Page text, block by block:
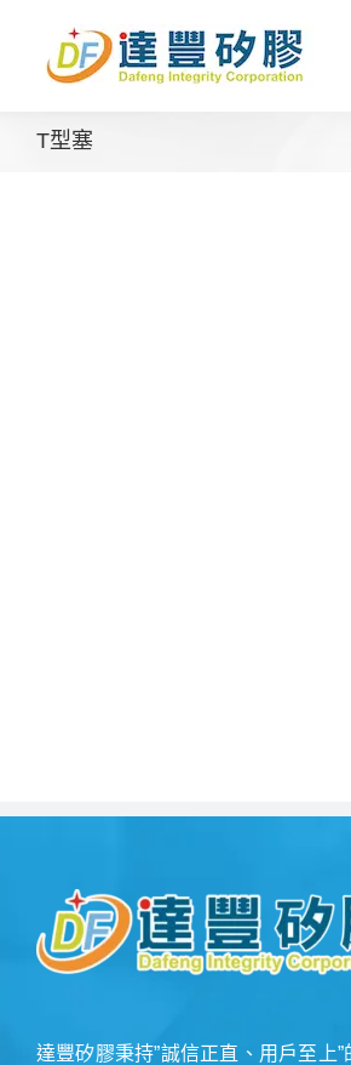
content
T型塞
達豐矽膠秉持”誠信正直、用戶至上